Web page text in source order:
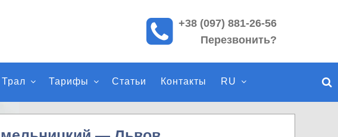
к
п
о
с
+38 (097) 881-26-56
Перезвонить?
Трал Тарифы Статьи Контакты RU